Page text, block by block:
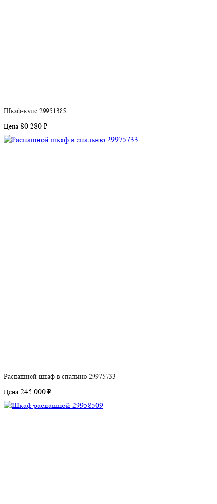
Шкаф-купе 29951385
Цена 80 280 ₽
Распашной шкаф в спальню 29975733
Цена 245 000 ₽